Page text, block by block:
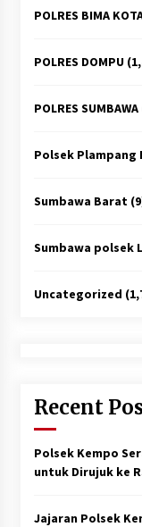
POLRES BIMA
POLRES DOMPU
POLRES SUMBAWA
Polsek Plampang
Sumbawa Barat
Sumbawa polsek
Uncategorized
Recent
Polsek Kempo
untuk Dirujuk ke
Jajaran Polsek